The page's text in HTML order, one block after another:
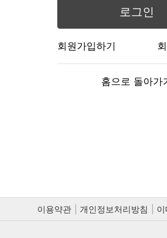
로그인
회원가입하기
홈으로 돌아가
이용약관 개인정보처리방침